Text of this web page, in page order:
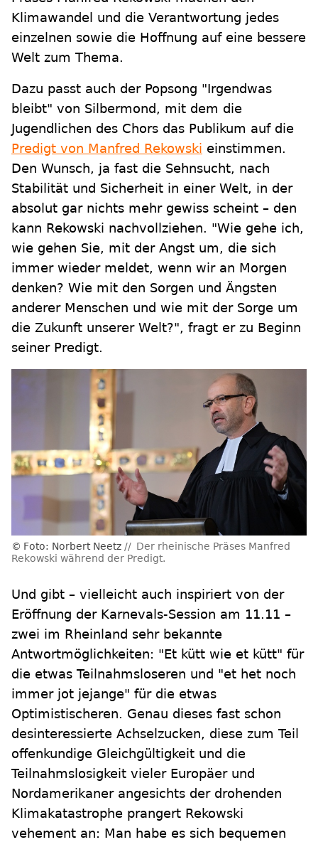
Klimawandel und die Verantwortung jedes
einzelnen sowie die Hoffnung auf eine bessere
Welt zum Thema.
Dazu passt auch der Popsong "Irgendwas
bleibt" von Silbermond, mit dem die
Jugendlichen des Chors das Publikum auf die
Predigt von Manfred Rekowski einstimmen.
Den Wunsch, ja fast die Sehnsucht, nach
Stabilität und Sicherheit in einer Welt, in der
absolut gar nichts mehr gewiss scheint – den
kann Rekowski nachvollziehen. "Wie gehe ich,
wie gehen Sie, mit der Angst um, die sich
immer wieder meldet, wenn wir an Morgen
denken? Wie mit den Sorgen und Ängsten
anderer Menschen und wie mit der Sorge um
die Zukunft unserer Welt?", fragt er zu Beginn
seiner Predigt.
Foto: Norbert Neetz
Der rheinische Präses Manfred
Rekowski während der Predigt.
Und gibt – vielleicht auch inspiriert von der
Eröffnung der Karnevals-Session am 11.11 –
zwei im Rheinland sehr bekannte
Antwortmöglichkeiten: "Et kütt wie et kütt" für
die etwas Teilnahmsloseren und "et het noch
immer jot jejange" für die etwas
Optimistischeren. Genau dieses fast schon
desinteressierte Achselzucken, diese zum Teil
offenkundige Gleichgültigkeit und die
Teilnahmslosigkeit vieler Europäer und
Nordamerikaner angesichts der drohenden
Klimakatastrophe prangert Rekowski
vehement an: Man habe es sich bequemen